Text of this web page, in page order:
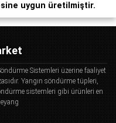
uygun üretilmiştir.
Sistemleri üzerine faaliyet
Yangın söndürme tüpleri,
sistemleri gibi ürünleri en